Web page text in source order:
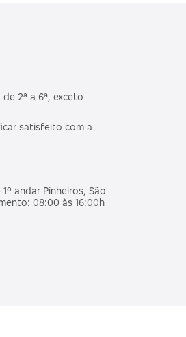
2ª a 6ª, exceto
satisfeito com a
1º andar Pinheiros, São
08:00 às 16:00h